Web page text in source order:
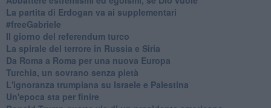
La partita di Erdogan va ai supplementari
#freeGabriele
Il giorno del referendum turco
La spirale del terrore in Russia e Siria
Da Roma a Roma per una nuova Europa
Turchia, un sovrano senza pietà
L'ignoranza trumpiana su Israele e Palestina
Un'epoca sta per finire